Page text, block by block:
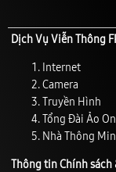
Dịch Vụ Viễn Thông
Internet
Camera
Truyền Hình
Tổng Đài Ảo
Nhà Thông
Thông tin Chính sách